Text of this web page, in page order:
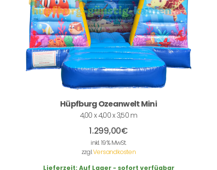
Hüpfburg Ozeanwelt Mini
4,00 x 4,00 x 3,50 m
1.299,00€
inkl. 19 % MwSt.
zzgl.Versandkosten
Lieferzeit: Auf Lager - sofort verfügbar